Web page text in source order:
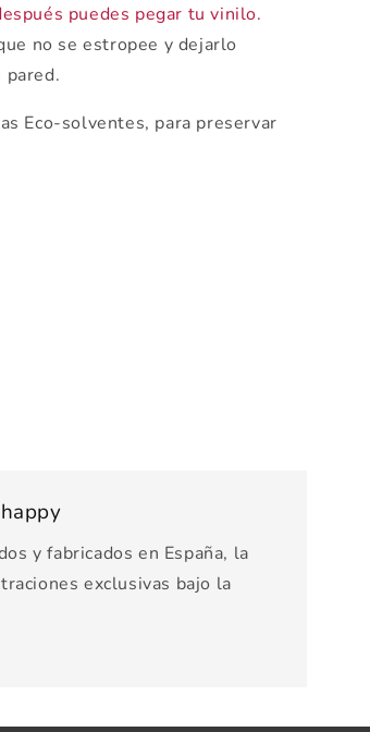
puedes pegar tu vinilo.
no se estropee y dejarlo
pared.
Eco-solventes, para preservar
y fabricados en España, la
exclusivas bajo la